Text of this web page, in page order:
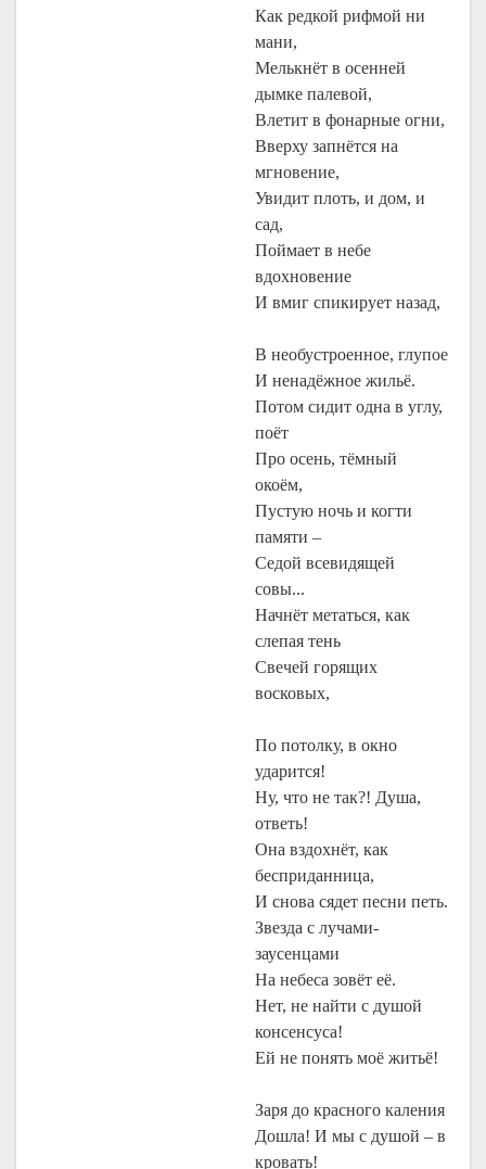
Как редкой рифмой ни
мани,
Мелькнёт в осенней
дымке палевой,
Влетит в фонарные огни,
Вверху запнётся на
мгновение,
Увидит плоть, и дом, и
сад,
Поймает в небе
вдохновение
И вмиг спикирует назад,
В необустроенное, глупое
И ненадёжное жильё.
Потом сидит одна в углу,
поёт
Про осень, тёмный
окоём,
Пустую ночь и когти
памяти –
Седой всевидящей
совы...
Начнёт метаться, как
слепая тень
Свечей горящих
восковых,
По потолку, в окно
ударится!
Ну, что не так?! Душа,
ответь!
Она вздохнёт, как
бесприданница,
И снова сядет песни петь.
Звезда с лучами-
заусенцами
На небеса зовёт её.
Нет, не найти с душой
консенсуса!
Ей не понять моё житьё!
Заря до красного каления
Дошла! И мы с душой – в
кровать!